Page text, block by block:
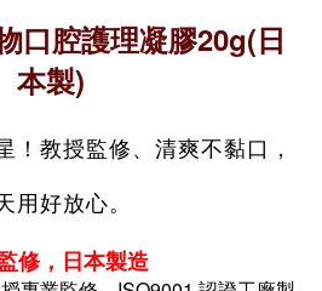
口腔護理凝膠20g(日
本製)
！教授監修、清爽不黏口，
用好放心。
修，日本製造